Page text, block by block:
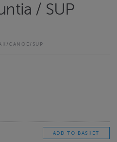
/ SUP
CANOE/SUP